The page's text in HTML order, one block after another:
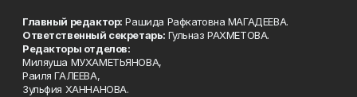
Главный редактор: Рашида Рафкатовна МАГАДЕЕВА.
Ответственный секретарь: Гульназ РАХМЕТОВА.
Редакторы отделов:
Миляуша МУХАМЕТЬЯНОВА,
Раиля ГАЛЕЕВА,
Зульфия ХАННАНОВА.